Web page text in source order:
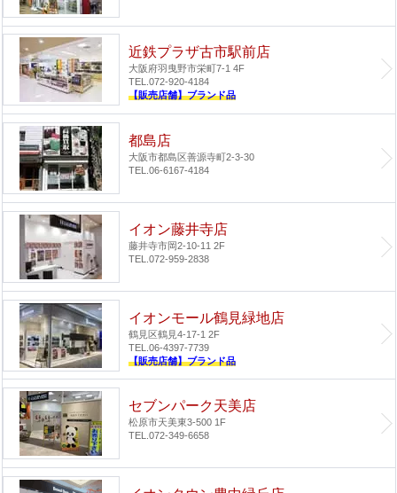
近鉄プラザ古市駅前店
大阪府羽曳野市栄町7-1 4F
TEL.072-920-4184
【販売店舗】ブランド品
都島店
大阪市都島区善源寺町2-3-30
TEL.06-6167-4184
イオン藤井寺店
藤井寺市岡2-10-11 2F
TEL.072-959-2838
イオンモール鶴見緑地店
鶴見区鶴見4-17-1 2F
TEL.06-4397-7739
【販売店舗】ブランド品
セブンパーク天美店
松原市天美東3-500 1F
TEL.072-349-6658